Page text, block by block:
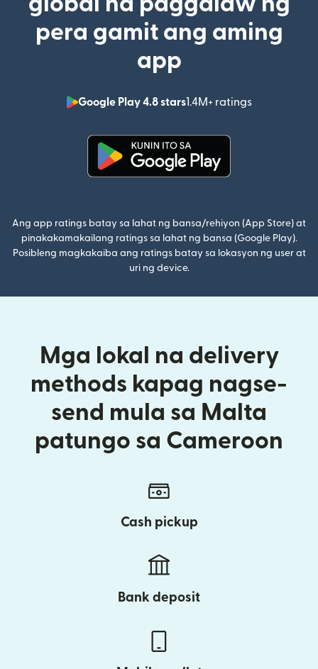
pera gamit ang aming
app
Google Play 4.8 stars1.4M+ ratings
(bubukas
Ang app ratings batay sa lahat ng bansa/rehiyon (App Store) at
pinakakamakailang ratings sa lahat ng bansa (Google Play).
Posibleng magkakaiba ang ratings batay sa lokasyon ng user at
uri ng device.
Mga lokal na delivery
methods kapag nagse-
send mula sa Malta
patungo sa Cameroon
Cash pickup
Bank deposit